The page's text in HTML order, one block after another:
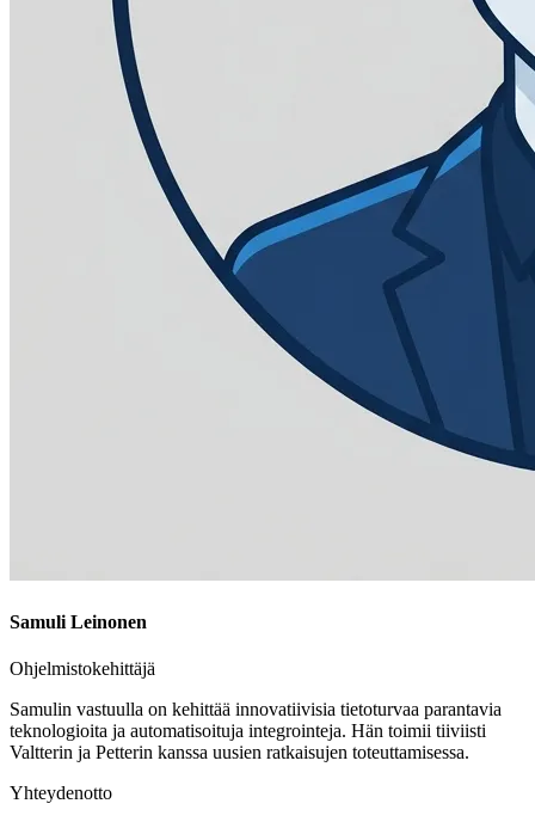
Samuli Leinonen
Ohjelmistokehittäjä
Samulin vastuulla on kehittää innovatiivisia tietoturvaa parantavia
teknologioita ja automatisoituja integrointeja. Hän toimii tiiviisti
Valtterin ja Petterin kanssa uusien ratkaisujen toteuttamisessa.
Yhteydenotto